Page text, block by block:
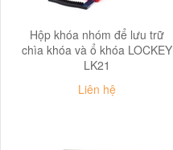
Hộp khóa nhóm để lưu trữ
chìa khóa và ổ khóa LOCKEY
LK21
Liên hệ